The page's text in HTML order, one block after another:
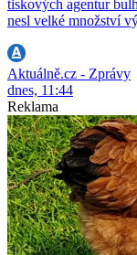
tiskových agentur
nesl velké množství
Aktuálně.cz - Zprávy
dnes, 11:44
Reklama